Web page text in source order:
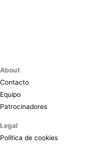
About
Contacto
Equipo
Patrocinadores
Legal
Política de cookies